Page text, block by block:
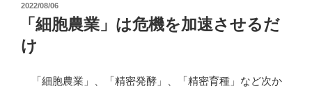
編
集」
豚、
投
2022/08/06
「細胞農業」は危機を加速させるだ
け
「細胞農業」、「精密発酵」、「精密育種」など次か